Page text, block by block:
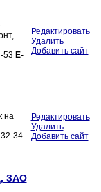
53 E-
Редактировать
Удалить
Добавить сайт
на
34-
Редактировать
Удалить
Добавить сайт
ЗАО